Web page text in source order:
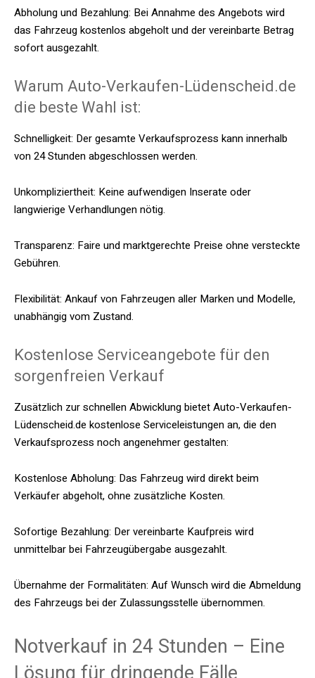
Abholung und Bezahlung: Bei Annahme des Angebots wird
das Fahrzeug kostenlos abgeholt und der vereinbarte Betrag
sofort ausgezahlt.​
Warum Auto-Verkaufen-Lüdenscheid.de
die beste Wahl ist:
Schnelligkeit: Der gesamte Verkaufsprozess kann innerhalb
von 24 Stunden abgeschlossen werden.​
Unkompliziertheit: Keine aufwendigen Inserate oder
langwierige Verhandlungen nötig.​
Transparenz: Faire und marktgerechte Preise ohne versteckte
Gebühren.​
Flexibilität: Ankauf von Fahrzeugen aller Marken und Modelle,
unabhängig vom Zustand.​
Kostenlose Serviceangebote für den
sorgenfreien Verkauf
Zusätzlich zur schnellen Abwicklung bietet Auto-Verkaufen-
Lüdenscheid.de kostenlose Serviceleistungen an, die den
Verkaufsprozess noch angenehmer gestalten:​
Kostenlose Abholung: Das Fahrzeug wird direkt beim
Verkäufer abgeholt, ohne zusätzliche Kosten.​
Sofortige Bezahlung: Der vereinbarte Kaufpreis wird
unmittelbar bei Fahrzeugübergabe ausgezahlt.​
Übernahme der Formalitäten: Auf Wunsch wird die Abmeldung
des Fahrzeugs bei der Zulassungsstelle übernommen.​
Notverkauf in 24 Stunden – Eine
Lösung für dringende Fälle